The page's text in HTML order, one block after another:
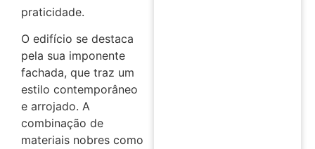
praticidade.
O edifício se destaca
pela sua imponente
fachada, que traz um
estilo contemporâneo
e arrojado. A
combinação de
materiais nobres como